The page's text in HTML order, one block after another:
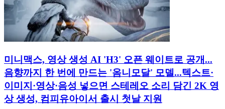
미니맥스, 영상 생성 AI 'H3' 오픈 웨이트로 공개...
음향까지 한 번에 만드는 '옴니모달' 모델...텍스트·
이미지·영상·음성 넣으면 스테레오 소리 담긴 2K 영
상 생성, 컴피유아이서 출시 첫날 지원